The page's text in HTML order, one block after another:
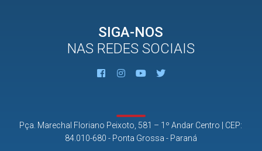
SIGA-NOS
NAS REDES SOCIAIS
Pça. Marechal Floriano Peixoto, 581 – 1º Andar Centro | CEP:
84.010-680 - Ponta Grossa - Paraná